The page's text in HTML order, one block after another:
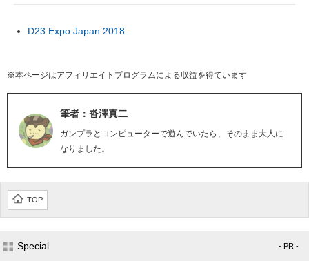
D23 Expo Japan 2018
※本ページはアフィリエイトプログラムによる収益を得ています
筆者：沓澤真二
ガンプラとコンピューターで遊んでいたら、そのまま大人に
なりました。
TOP
Special - PR -